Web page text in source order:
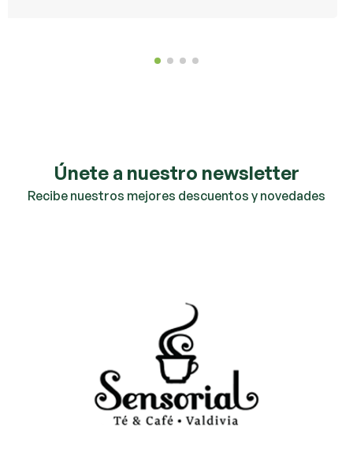
Únete a nuestro newsletter
Recibe nuestros mejores descuentos y novedades